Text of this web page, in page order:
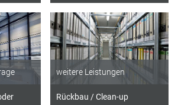
weitere Leistungen
Rückbau / Clean-up